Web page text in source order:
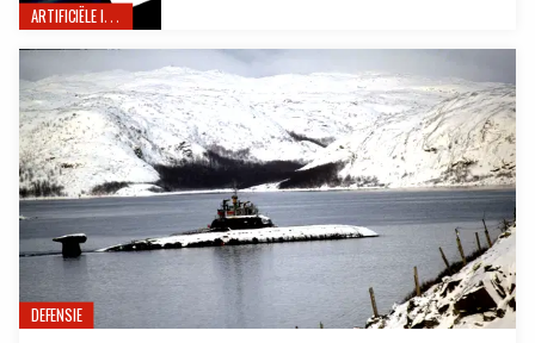
ARTIFICIËLE INTELLIGENTIE
DEFENSIE